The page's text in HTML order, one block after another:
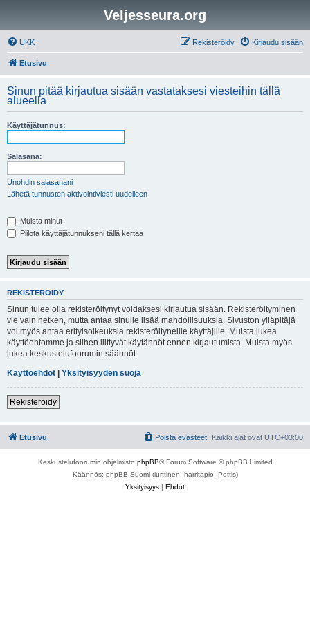
Veljesseura.org
UKK Kirjaudu sisään
Rekisteröidy
Etusivu
Sinun pitää kirjautua sisään vastataksesi viesteihin tällä
alueella
Käyttäjätunnus:
Salasana:
Unohdin salasanani
Lähetä tunnusten aktivointiviesti uudelleen
Muista minut
Piilota käyttäjätunnukseni tällä kertaa
REKISTERÖIDY
Sinun tulee olla rekisteröitynyt voidaksesi kirjautua sisään. Rekisteröityminen
vie vain hetken, mutta antaa sinulle lisää mahdollisuuksia. Sivuston ylläpitäjä
voi myös antaa erityisoikeuksia rekisteröityneille käyttäjille. Muista lukea
käyttöehtomme ja siihen liittyvät käytännöt ennen kirjautumista. Muista myös
lukea keskustelufoorumin säännöt.
Käyttöehdot | Yksityisyyden suoja
Rekisteröidy
Etusivu Kaikki ajat ovat UTC+03:00
Poista evästeet
Keskustelufoorumin ohjelmisto phpBB® Forum Software © phpBB Limited
Käännös: phpBB Suomi (lurttinen, harritapio, Pettis)
Yksityisyys | Ehdot